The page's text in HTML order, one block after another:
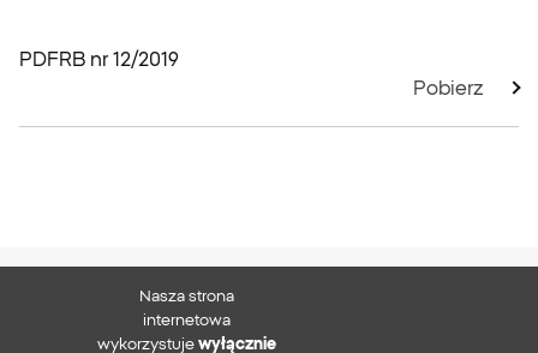
PDFRB nr 12/2019
Pobierz
XTB S.A.
Nasza strona
internetowa
wykorzystuje wyłącznie